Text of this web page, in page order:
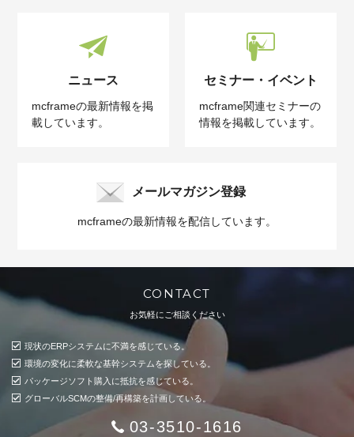
ニュース
mcframeの最新情報を掲
載しています。
セミナー・イベント
mcframe関連セミナーの
情報を掲載しています。
メールマガジン登録
mcframeの最新情報を配信しています。
CONTACT
お気軽にご相談ください
現状のERPシステムに不満を感じている。
環境の変化に柔軟な基幹システムを探している。
パッケージソフト購入に抵抗を感じている。
グローバルSCMの整備/再構築を計画している。
03-3510-1616